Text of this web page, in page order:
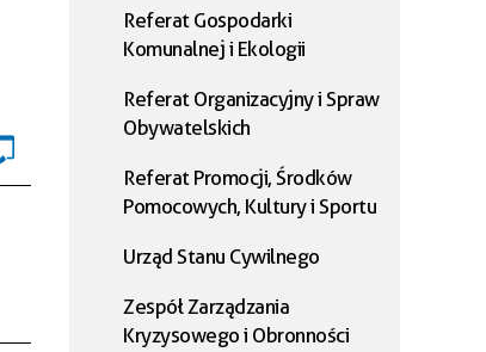
Referat Gospodarki
Komunalnej i Ekologii
Referat Organizacyjny i Spraw
Obywatelskich
Referat Promocji, Środków
Pomocowych, Kultury i Sportu
Urząd Stanu Cywilnego
Zespół Zarządzania
Kryzysowego i Obronności